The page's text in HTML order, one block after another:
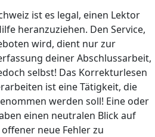
ist es legal, einen Lektor
heranzuziehen. Den Service,
wird, dient nur zur
deiner Abschlussarbeit,
selbst! Das Korrekturlesen
ist eine Tätigkeit, die
werden soll! Eine oder
einen neutralen Blick auf
neue Fehler zu